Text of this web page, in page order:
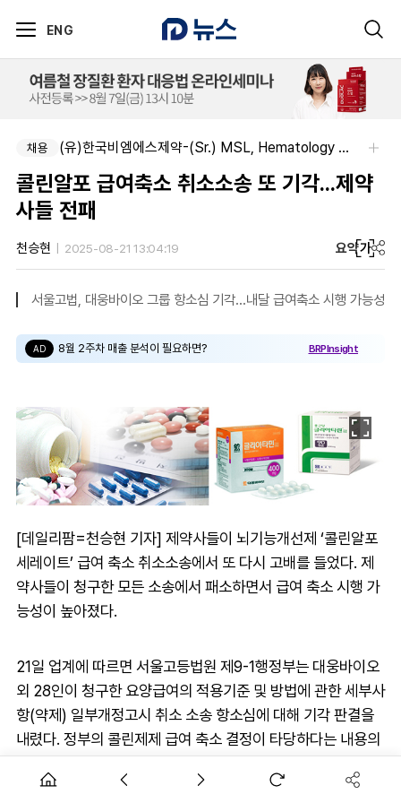
ENG
채용 (유)한국비엠에스제약-(Sr.) MSL, Hematology (Permanent)
콜린알포 급여축소 취소소송 또 기각...제약
사들 전패
천승현 2025-08-21 13:04:19 요약가
서울고법, 대웅바이오 그룹 항소심 기각...내달 급여축소 시행 가능성
AD 8월 2주차 매출 분석이 필요하면? BRPInsight
[데일리팜=천승현 기자] 제약사들이 뇌기능개선제 ‘콜린알포
세레이트’ 급여 축소 취소소송에서 또 다시 고배를 들었다. 제
약사들이 청구한 모든 소송에서 패소하면서 급여 축소 시행 가
능성이 높아졌다.
21일 업계에 따르면 서울고등법원 제9-1행정부는 대웅바이오
외 28인이 청구한 요양급여의 적용기준 및 방법에 관한 세부사
항(약제) 일부개정고시 취소 소송 항소심에 대해 기각 판결을
내렸다. 정부의 콜린제제 급여 축소 결정이 타당하다는 내용의